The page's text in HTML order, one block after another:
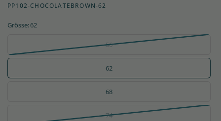
PP102-CHOCOLATEBROWN-62
Grösse:62
56
62
68
74